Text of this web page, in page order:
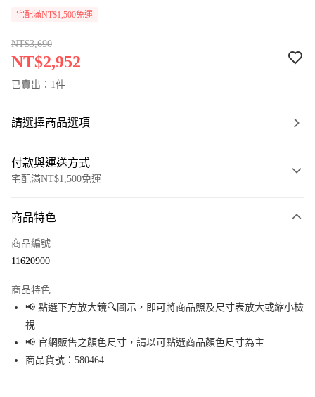
宅配滿NT$1,500免運
NT$3,690
NT$2,952
已賣出：1件
請選擇商品選項
付款與運送方式
宅配滿NT$1,500免運
信用卡一次付款
街口支付
悠遊付
Google Pay
商品特色
商品編號
11620900
商品特色
📢 點選下方放大鏡🔍圖示，即可將商品照及尺寸表放大或縮小檢
視
📢 官網販售之顏色尺寸，請以可點選商品顏色尺寸為主
商品貨號：580464